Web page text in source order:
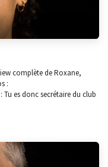
complète de Roxane,
:
es donc secrétaire du club